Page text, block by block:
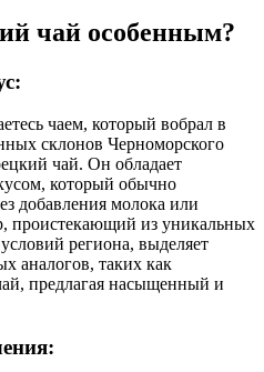
чай особенным?
чаем, который вобрал в
склонов Черноморского
чай. Он обладает
который обычно
добавления молока или
проистекающий из уникальных
региона, выделяет
аналогов, таких как
предлагая насыщенный и